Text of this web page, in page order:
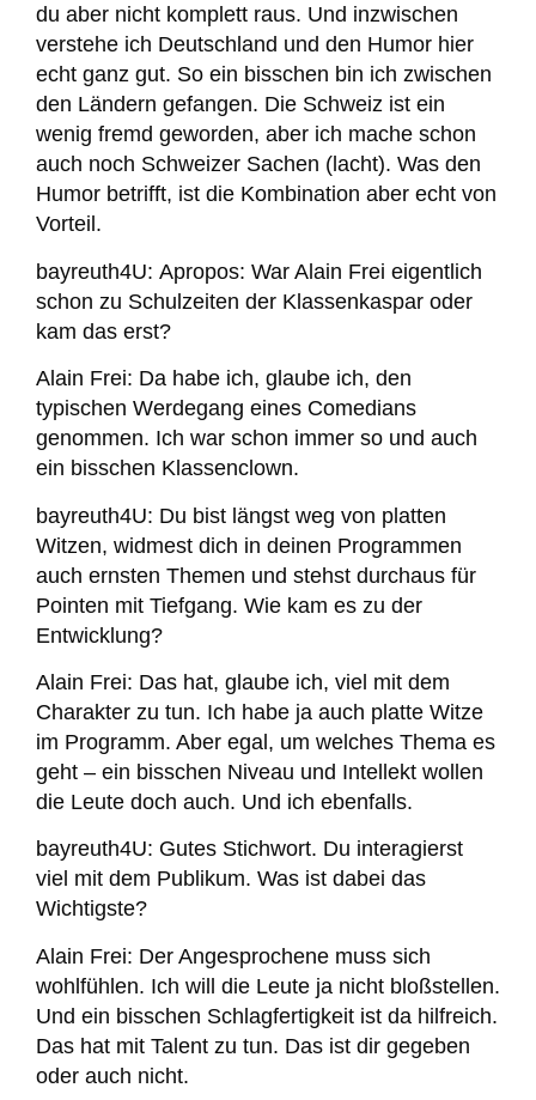
du aber nicht komplett raus. Und inzwischen
verstehe ich Deutschland und den Humor hier
echt ganz gut. So ein bisschen bin ich zwischen
den Ländern gefangen. Die Schweiz ist ein
wenig fremd geworden, aber ich mache schon
auch noch Schweizer Sachen (lacht). Was den
Humor betrifft, ist die Kombination aber echt von
Vorteil.
bayreuth4U: Apropos: War Alain Frei eigentlich
schon zu Schulzeiten der Klassenkaspar oder
kam das erst?
Alain Frei: Da habe ich, glaube ich, den
typischen Werdegang eines Comedians
genommen. Ich war schon immer so und auch
ein bisschen Klassenclown.
bayreuth4U: Du bist längst weg von platten
Witzen, widmest dich in deinen Programmen
auch ernsten Themen und stehst durchaus für
Pointen mit Tiefgang. Wie kam es zu der
Entwicklung?
Alain Frei: Das hat, glaube ich, viel mit dem
Charakter zu tun. Ich habe ja auch platte Witze
im Programm. Aber egal, um welches Thema es
geht – ein bisschen Niveau und Intellekt wollen
die Leute doch auch. Und ich ebenfalls.
bayreuth4U: Gutes Stichwort. Du interagierst
viel mit dem Publikum. Was ist dabei das
Wichtigste?
Alain Frei: Der Angesprochene muss sich
wohlfühlen. Ich will die Leute ja nicht bloßstellen.
Und ein bisschen Schlagfertigkeit ist da hilfreich.
Das hat mit Talent zu tun. Das ist dir gegeben
oder auch nicht.